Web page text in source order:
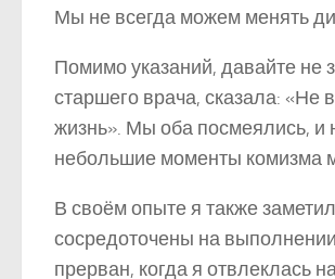
Мы не всегда можем менять
Помимо указаний, давайте
старшего врача, сказала: «Не
жизнь». Мы оба посмеялись, и
небольшие моменты комизма
В своём опыте я также
сосредоточены на
прерван, когда я отвлеклась